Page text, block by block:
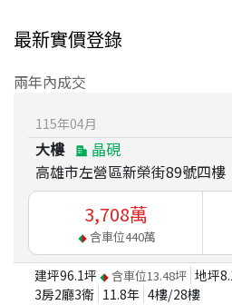
最新實價登錄
兩年內成交
115年04月
大樓
晶硯
高雄市左營區新榮街89號四樓
3,708萬
含車位440萬
建坪96.1坪 含車位13.48坪 地坪
3房2廳3衛 11.8年 4樓/28樓